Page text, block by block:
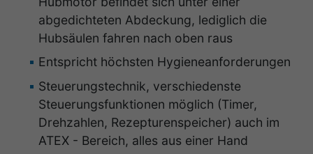
abgedichteten Abdeckung, lediglich die
Hubsäulen fahren nach oben raus
Entspricht höchsten Hygieneanforderungen
Steuerungstechnik, verschiedenste
Steuerungsfunktionen möglich (Timer,
Drehzahlen, Rezepturenspeicher) auch im
ATEX - Bereich, alles aus einer Hand